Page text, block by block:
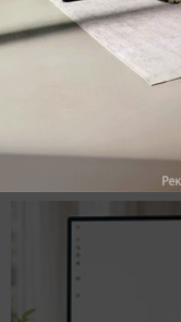
Подпишись на